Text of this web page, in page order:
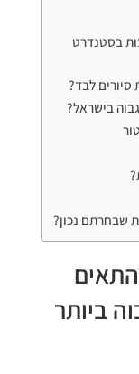
בסטנדרט
לבד?
בישראל?
שבחרתם נכון?
ביותר